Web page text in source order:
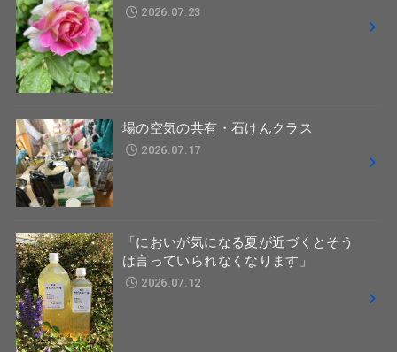
2026.07.23
場の空気の共有・石けんクラス
2026.07.17
「においが気になる夏が近づくとそう
は言っていられなくなります」
2026.07.12